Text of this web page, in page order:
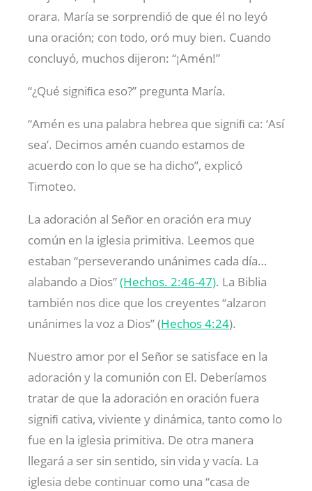
orara. María se sorprendió de que él no leyó
una oración; con todo, oró muy bien. Cuando
concluyó, muchos dijeron: “¡Amén!”
“¿Qué signiﬁca eso?” pregunta María.
“Amén es una palabra hebrea que signiﬁ ca: ‘Así
sea’. Decimos amén cuando estamos de
acuerdo con lo que se ha dicho”, explicó
Timoteo.
La adoración al Señor en oración era muy
común en la iglesia primitiva. Leemos que
estaban “perseverando unánimes cada día…
alabando a Dios”(Hechos. 2:46-47). La Biblia
también nos dice que los creyentes “alzaron
unánimes la voz a Dios” (Hechos 4:24).
Nuestro amor por el Señor se satisface en la
adoración y la comunión con El. Deberíamos
tratar de que la adoración en oración fuera
signiﬁ cativa, viviente y dinámica, tanto como lo
fue en la iglesia primitiva. De otra manera
llegará a ser sin sentido, sin vida y vacía. La
iglesia debe continuar como una “casa de